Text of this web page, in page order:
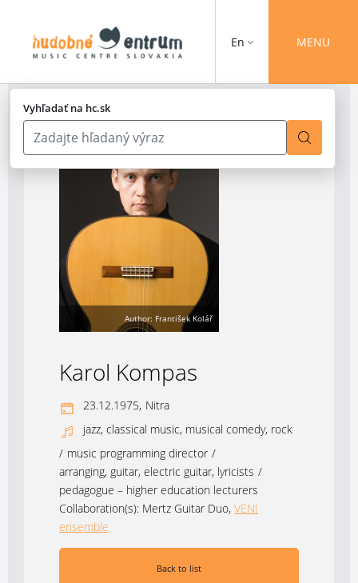
Vyhľadať na hc.sk
En MENU
Author: František Kolář
Karol Kompas
23.12.1975, Nitra
jazz, classical music, musical comedy, rock
/ music programming director /
arranging, guitar, electric guitar, lyricists /
pedagogue – higher education lecturers
Collaboration(s): Mertz Guitar Duo, VENI
ensemble
Back to list